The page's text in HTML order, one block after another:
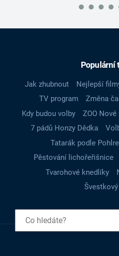
Populární
Jak zhubnout Nejlepší
TV program
Změna
Kdy budou volby
ZOO
7 pádů Honzy Dědka
Tatarák podle
Pěstování lichořeřišnice
Tvarohové knedlíky